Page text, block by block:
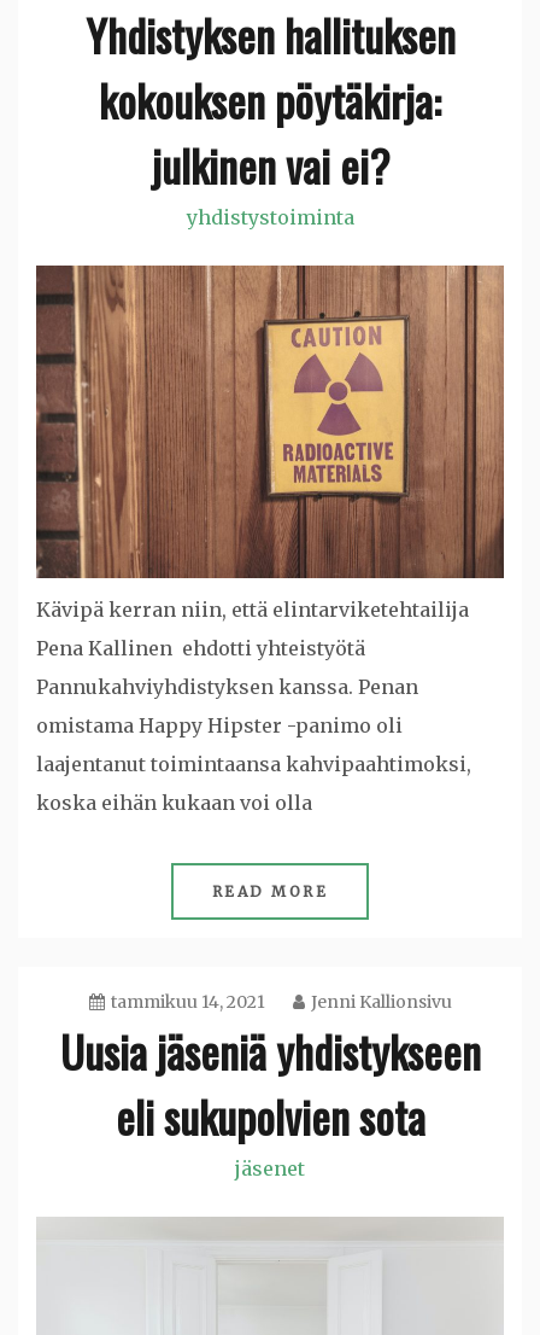
Yhdistyksen hallituksen
kokouksen pöytäkirja:
julkinen vai ei?
yhdistystoiminta
Kävipä kerran niin, että elintarviketehtailija
Pena Kallinen ehdotti yhteistyötä
Pannukahviyhdistyksen kanssa. Penan
omistama Happy Hipster -panimo oli
laajentanut toimintaansa kahvipaahtimoksi,
koska eihän kukaan voi olla
READ MORE
tammikuu 14, 2021 Jenni Kallionsivu
Uusia jäseniä yhdistykseen
eli sukupolvien sota
jäsenet